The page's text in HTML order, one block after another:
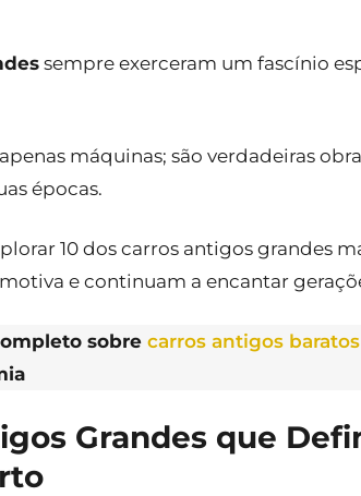
sempre exerceram um fascínio
apenas máquinas; são verdadeiras
épocas.
10 dos carros antigos grandes
e continuam a encantar
sobre carros antigos baratos
Grandes que